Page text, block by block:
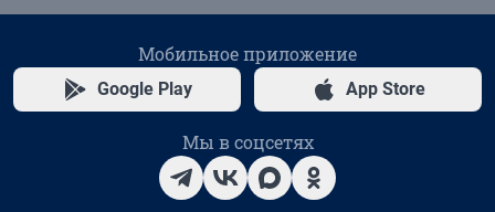
Мобильное приложение
Google Play App Store
Мы в соцсетях